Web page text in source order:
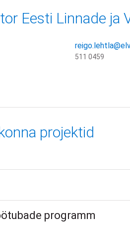
Eesti Linnade ja
511 0459
projektid
programm